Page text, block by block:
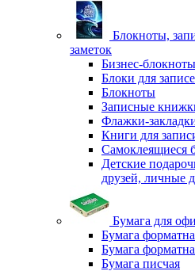
Блокноты,
заметок
Бизнес-блокноты
Блоки для
Блокноты
Записные
Флажки-
Книги для
Самоклеящиеся
Детские
друзей, личные
Бумага для
Бумага
Бумага
Бумага писчая